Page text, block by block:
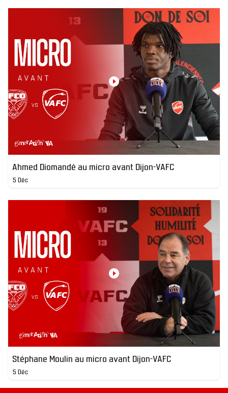
Ahmed Diomandé au micro avant Dijon-VAFC
5 Déc
Stéphane Moulin au micro avant Dijon-VAFC
5 Déc